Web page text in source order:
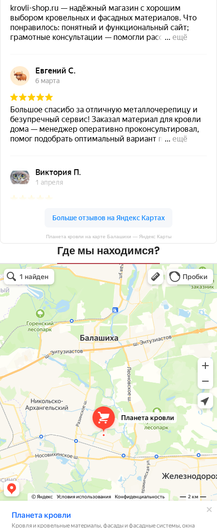
Планета кровли на карте Балашихи — Яндекс Карты
Где мы находимся?
Планета кровли
Кровля и кровельные материалы в Балашихе
Окна в Балашихе